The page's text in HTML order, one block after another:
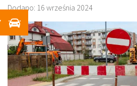
Dodano: 16 września 2024